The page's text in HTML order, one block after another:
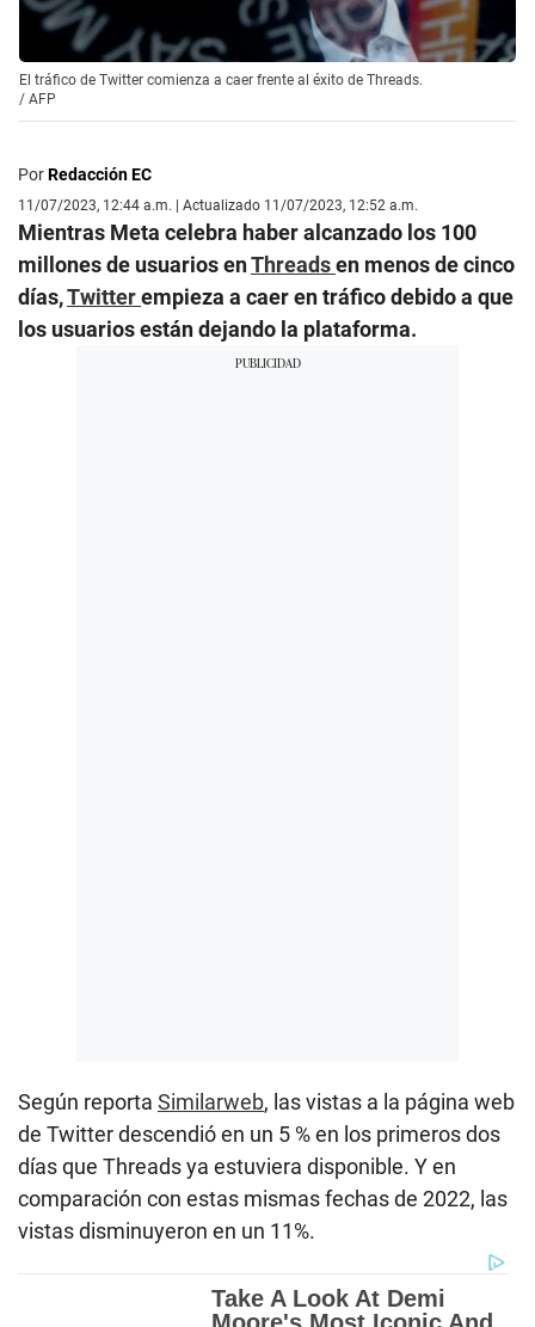
El tráfico de Twitter comienza a caer frente al éxito de Threads.
/ AFP
PorRedacción EC
11/07/2023, 12:44 a.m. | Actualizado 11/07/2023, 12:52 a.m.
Mientras Meta celebra haber alcanzado los 100
millones de usuarios enThreadsen menos de cinco
días,Twitterempieza a caer en tráfico debido a que
los usuarios están dejando la plataforma.
Según reporta Similarweb, las vistas a la página web
de Twitter descendió en un 5 % en los primeros dos
días que Threads ya estuviera disponible. Y en
comparación con estas mismas fechas de 2022, las
vistas disminuyeron en un 11%.